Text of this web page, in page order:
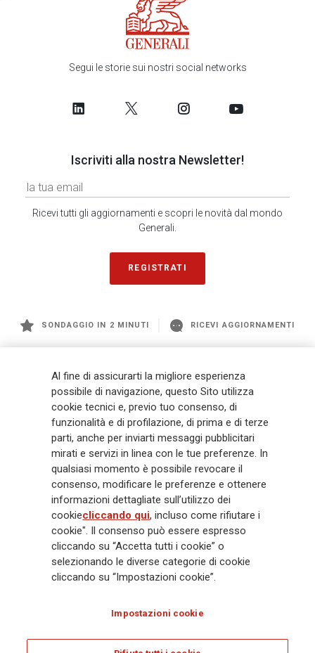
Segui le storie sui nostri social networks
Iscriviti alla nostra Newsletter!
Ricevi tutti gli aggiornamenti e scopri le novità dal mondo
Generali.
REGISTRATI
SONDAGGIO IN 2 MINUTI RICEVI AGGIORNAMENTI
management a livello globale, con premi complessivi pari a € 98,1
miliardi e € 900 miliardi di AUM nel 2025. Fondato nel 1831, con oltre 88
mila dipendenti e 163 mila agenti che servono 75 milioni di clienti, il
Gruppo ha una posizione di leadership in Europa e una presenza
crescente in Asia e America. Al centro della strategia di Generali c'è il suo
impegno Lifetime Partner verso i clienti, realizzato attraverso soluzioni
innovative e personalizzate, un'esperienza cliente di prima classe e le sue
capacità di distribuzione globale digitalizzata. Il Gruppo ha
completamente integrato la sostenibilità in tutte le scelte strategiche, con
l'obiettivo di creare valore per tutti gli stakeholder mentre costruisce una
società più equa e resiliente.
Legal Info Cookie Policy Privacy & GDPR
Al fine di assicurarti la migliore esperienza
possibile di navigazione, questo Sito utilizza
cookie tecnici e, previo tuo consenso, di
funzionalità e di profilazione, di prima e di terze
parti, anche per inviarti messaggi pubblicitari
mirati e servizi in linea con le tue preferenze. In
qualsiasi momento è possibile revocare il
consenso, modificare le preferenze e ottenere
informazioni dettagliate sull’utilizzo dei
cookiecliccando qui, incluso come rifiutare i
cookie". Il consenso può essere espresso
cliccando su “Accetta tutti i cookie” o
selezionando le diverse categorie di cookie
cliccando su “Impostazioni cookie”.
Impostazioni cookie